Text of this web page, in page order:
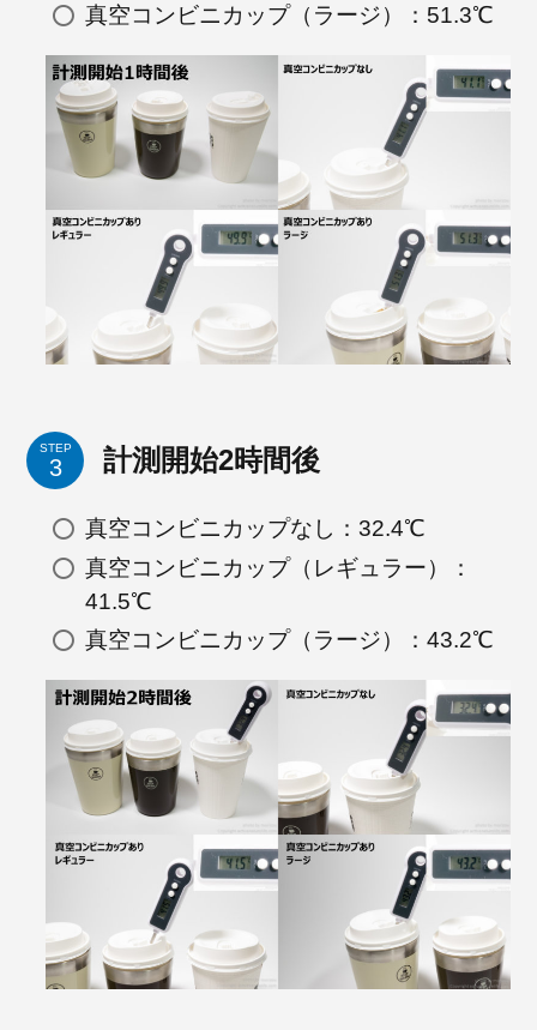
真空コンビニカップ（ラージ）：51.3℃
STEP 計測開始2時間後
真空コンビニカップなし：32.4℃
真空コンビニカップ（レギュラー）：
41.5℃
真空コンビニカップ（ラージ）：43.2℃